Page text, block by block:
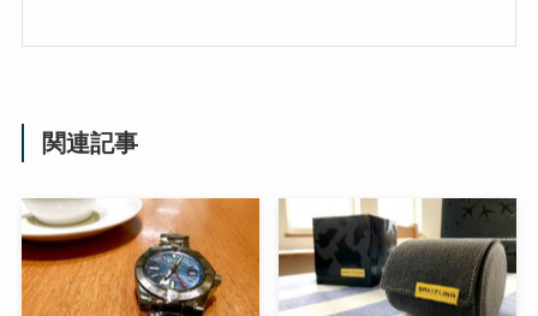
関連記事